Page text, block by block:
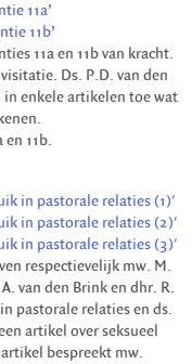
11a’
11b’
11a en 11b van kracht.
Ds. P.D. van den
in enkele artikelen toe wat
11b.
in pastorale relaties (1)'
in pastorale relaties (2)'
in pastorale relaties (3)'
respectievelijk mw. M.
van den Brink en dhr. R.
pastorale relaties en ds.
artikel over seksueel
bespreekt mw.